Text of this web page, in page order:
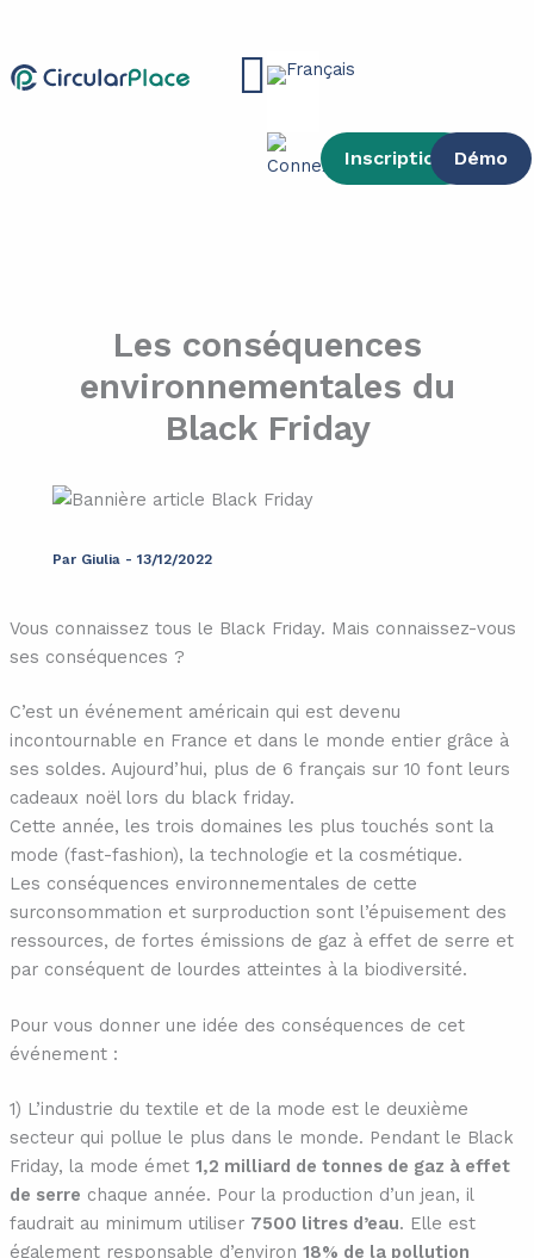
contenu
Main
Inscription Démo
Les conséquences
environnementales du
Black Friday
Par Giulia - 13/12/2022
Vous connaissez tous le Black Friday. Mais connaissez-vous
ses conséquences ?
C’est un événement américain qui est devenu
incontournable en France et dans le monde entier grâce à
ses soldes. Aujourd’hui, plus de 6 français sur 10 font leurs
cadeaux noël lors du black friday.
Cette année, les trois domaines les plus touchés sont la
mode (fast-fashion), la technologie et la cosmétique.
Les conséquences environnementales de cette
surconsommation et surproduction sont l’épuisement des
ressources, de fortes émissions de gaz à effet de serre et
par conséquent de lourdes atteintes à la biodiversité.
Pour vous donner une idée des conséquences de cet
événement :
1) L’industrie du textile et de la mode est le deuxième
secteur qui pollue le plus dans le monde. Pendant le Black
Friday, la mode émet 1,2 milliard de tonnes de gaz à effet
de serre chaque année. Pour la production d’un jean, il
faudrait au minimum utiliser 7500 litres d’eau. Elle est
également responsable d’environ 18% de la pollution